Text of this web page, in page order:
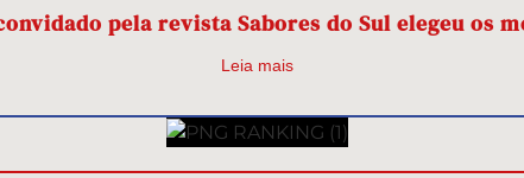
pela revista Sabores do Sul elegeu os
Leia mais